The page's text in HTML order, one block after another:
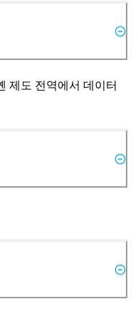
제도 전역에서 데이터